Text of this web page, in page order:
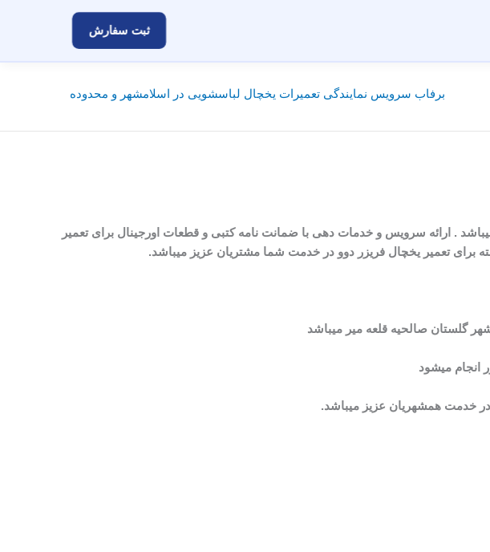
برفاب سرویس نمایندگی تعمیرات یخچال لباسشویی در اسلامشهر و محدوده
. ارائه سرویس و خدمات دهی با ضمانت نامه کتبی و قطعات اورجینال برای تعمیر
گلستان صالحیه قلعه میر میباشد
انجام میشود
ثبت سفارش